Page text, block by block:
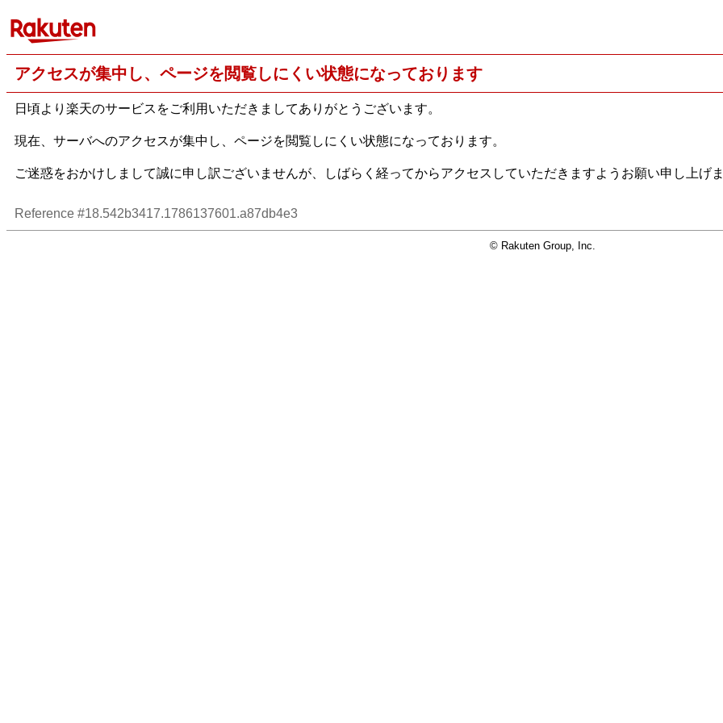
アクセスが集中し、ページを閲覧しにくい状態になっております
日頃より楽天のサービスをご利用いただきましてありがとうございます。
現在、サーバへのアクセスが集中し、ページを閲覧しにくい状態になっております。
ご迷惑をおかけしまして誠に申し訳ございませんが、しばらく経ってからアクセスしていただきますようお願い申し上げ
Reference #18.542b3417.1786137601.a87db4e3
© Rakuten Group, Inc.